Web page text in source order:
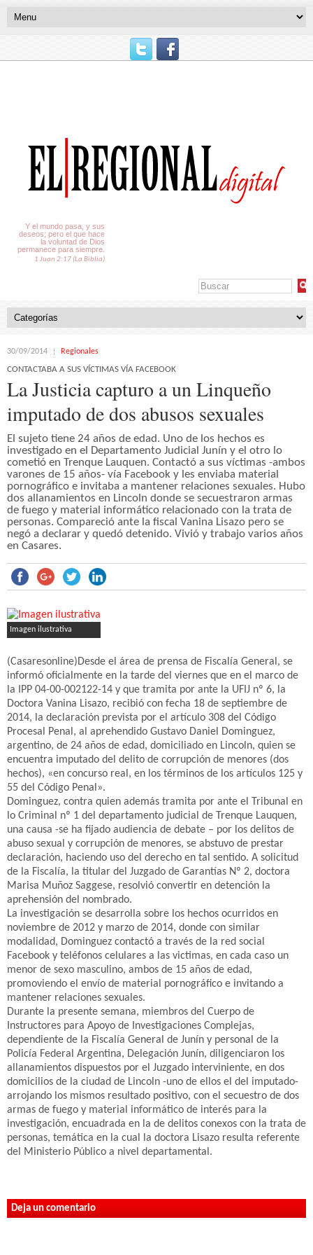
Y el mundo pasa, y sus
deseos; pero el que hace
la voluntad de Dios
permanece para siempre.
1 Juan 2:17 (La Biblia)
30/09/2014 Regionales
CONTACTABA A SUS VÍCTIMAS VÍA FACEBOOK
La Justicia capturo a un Linqueño
imputado de dos abusos sexuales
El sujeto tiene 24 años de edad. Uno de los hechos es
investigado en el Departamento Judicial Junín y el otro lo
cometió en Trenque Lauquen. Contactó a sus víctimas -ambos
varones de 15 años- vía Facebook y les enviaba material
pornográfico e invitaba a mantener relaciones sexuales. Hubo
dos allanamientos en Lincoln donde se secuestraron armas
de fuego y material informático relacionado con la trata de
personas. Compareció ante la fiscal Vanina Lisazo pero se
negó a declarar y quedó detenido. Vivió y trabajo varios años
en Casares.
Imagen ilustrativa
(Casaresonline)Desde el área de prensa de Fiscalía General, se
informó oficialmente en la tarde del viernes que en el marco de
la IPP 04-00-002122-14 y que tramita por ante la UFIJ nº 6, la
Doctora Vanina Lisazo, recibió con fecha 18 de septiembre de
2014, la declaración prevista por el artículo 308 del Código
Procesal Penal, al aprehendido Gustavo Daniel Dominguez,
argentino, de 24 años de edad, domiciliado en Lincoln, quien se
encuentra imputado del delito de corrupción de menores (dos
hechos), «en concurso real, en los términos de los artículos 125 y
55 del Código Penal».
Dominguez, contra quien además tramita por ante el Tribunal en
lo Criminal nº 1 del departamento judicial de Trenque Lauquen,
una causa -se ha fijado audiencia de debate – por los delitos de
abuso sexual y corrupción de menores, se abstuvo de prestar
declaración, haciendo uso del derecho en tal sentido. A solicitud
de la Fiscalía, la titular del Juzgado de Garantías Nº 2, doctora
Marisa Muñoz Saggese, resolvió convertir en detención la
aprehensión del nombrado.
La investigación se desarrolla sobre los hechos ocurridos en
noviembre de 2012 y marzo de 2014, donde con similar
modalidad, Dominguez contactó a través de la red social
Facebook y teléfonos celulares a las victimas, en cada caso un
menor de sexo masculino, ambos de 15 años de edad,
promoviendo el envío de material pornográfico e invitando a
mantener relaciones sexuales.
Durante la presente semana, miembros del Cuerpo de
Instructores para Apoyo de Investigaciones Complejas,
dependiente de la Fiscalía General de Junín y personal de la
Policía Federal Argentina, Delegación Junín, diligenciaron los
allanamientos dispuestos por el Juzgado interviniente, en dos
domicilios de la ciudad de Lincoln -uno de ellos el del imputado-
arrojando los mismos resultado positivo, con el secuestro de dos
armas de fuego y material informático de interés para la
investigación, encuadrada en la de delitos conexos con la trata de
personas, temática en la cual la doctora Lisazo resulta referente
del Ministerio Público a nivel departamental.
Deja un comentario